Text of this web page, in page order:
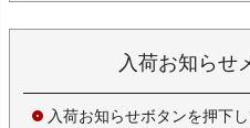
入荷お知らせ
入荷お知らせボタンを押下